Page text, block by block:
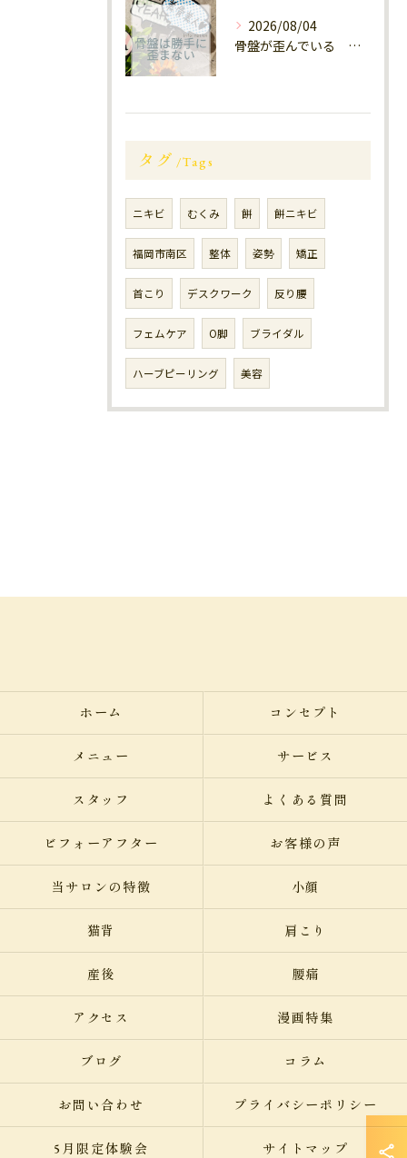
2026/08/04
骨盤が歪んでいる 南区大橋
タグ Tags
ニキビ むくみ 餅 餅ニキビ
福岡市南区 整体 姿勢 矯正
首こり デスクワーク 反り腰
フェムケア O脚 ブライダル
ハーブピーリング 美容
ホーム コンセプト
メニュー サービス
スタッフ よくある質問
ビフォーアフター お客様の声
当サロンの特徴 小顔
猫背 肩こり
産後 腰痛
アクセス 漫画特集
ブログ コラム
お問い合わせ プライバシーポリシー
5月限定体験会 サイトマップ